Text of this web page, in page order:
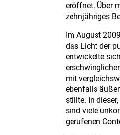
eröffnet. Über
zehnjähriges
Im August
das Licht der
entwickelte
mit
ebenfalls
stillte. In
sind viele
gerufenen